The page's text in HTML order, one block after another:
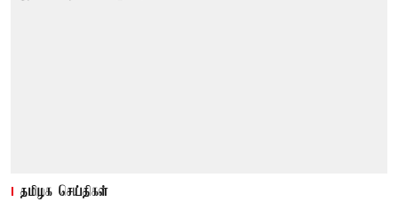
தமிழக செய்திகள்